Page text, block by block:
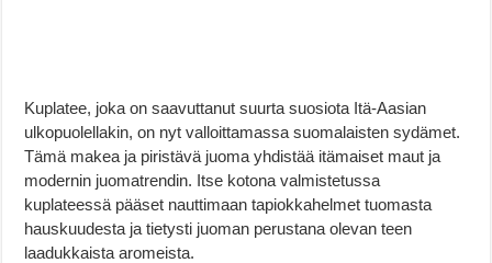
Kuplatee, joka on saavuttanut suurta suosiota Itä-Aasian
ulkopuolellakin, on nyt valloittamassa suomalaisten sydämet.
Tämä makea ja piristävä juoma yhdistää itämaiset maut ja
modernin juomatrendin. Itse kotona valmistetussa
kuplateessä pääset nauttimaan tapiokkahelmet tuomasta
hauskuudesta ja tietysti juoman perustana olevan teen
laadukkaista aromeista.